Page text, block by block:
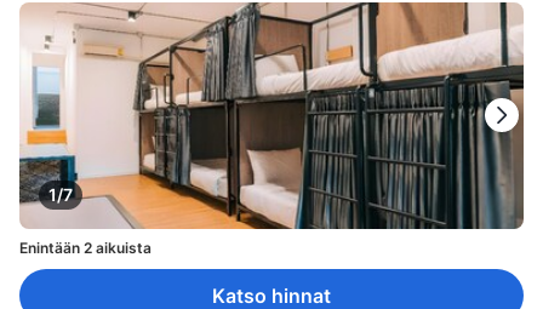
1/7
Enintään 2 aikuista
Katso hinnat